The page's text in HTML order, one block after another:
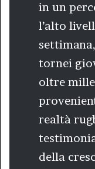
in un
l’alto
tornei
oltre
realtà
della